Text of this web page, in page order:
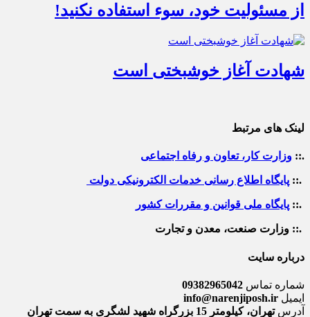
از مسئولیت خود، سوء استفاده نکنید!
شهادت آغاز خوشبختی است
لینک های مرتبط
.:: وزارت کار، تعاون و رفاه اجتماعی
.:: پایگاه اطلاع رسانی خدمات الکترونیکی دولت
.:: پایگاه ملی قوانین و مقررات کشور
.:: وزارت صنعت، معدن و تجارت
درباره سایت
شماره تماس 09382965042
ایمیل info@narenjiposh.ir
آدرس
تهران، کیلومتر 15 بزرگراه شهید لشگری به سمت تهران